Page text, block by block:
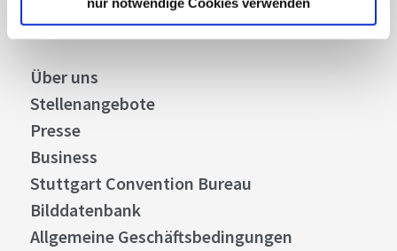
Über uns
Stellenangebote
Presse
Business
Stuttgart Convention Bureau
Bilddatenbank
Allgemeine Geschäftsbedingungen